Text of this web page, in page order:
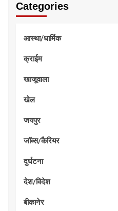
Categories
आस्था/धार्मिक
क्राईम
खाजूवाला
खेल
जयपुर
जॉब्स/कैरियर
दुर्घटना
देश/विदेश
बीकानेर